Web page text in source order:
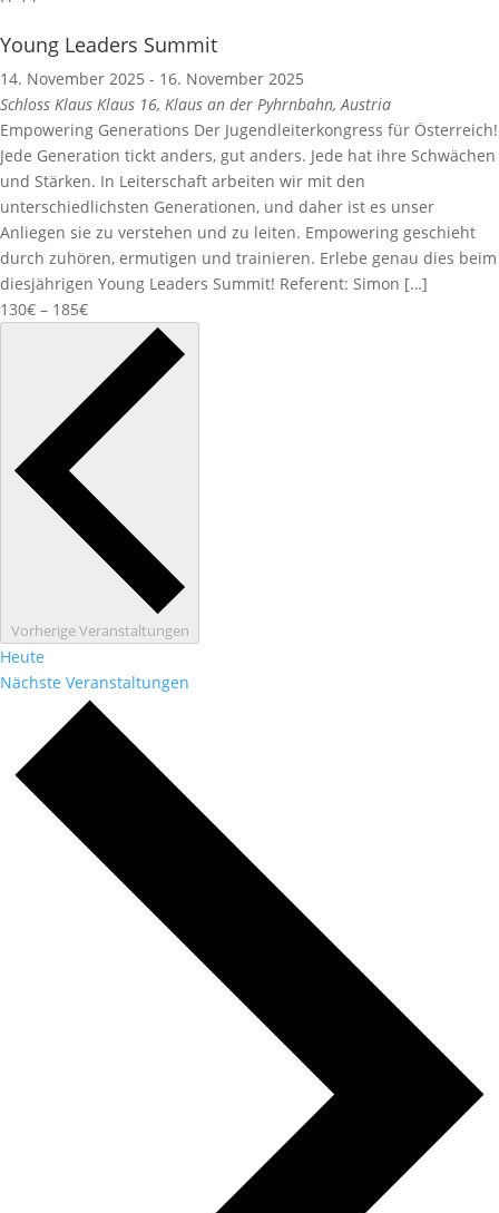
Young Leaders Summit
14. November 2025 - 16. November 2025
Schloss Klaus Klaus 16, Klaus an der Pyhrnbahn, Austria
Empowering Generations Der Jugendleiterkongress für Österreich!
Jede Generation tickt anders, gut anders. Jede hat ihre Schwächen
und Stärken. In Leiterschaft arbeiten wir mit den
unterschiedlichsten Generationen, und daher ist es unser
Anliegen sie zu verstehen und zu leiten. Empowering geschieht
durch zuhören, ermutigen und trainieren. Erlebe genau dies beim
diesjährigen Young Leaders Summit! Referent: Simon […]
130€ – 185€
VorherigeVeranstaltungen
Heute
Nächste Veranstaltungen